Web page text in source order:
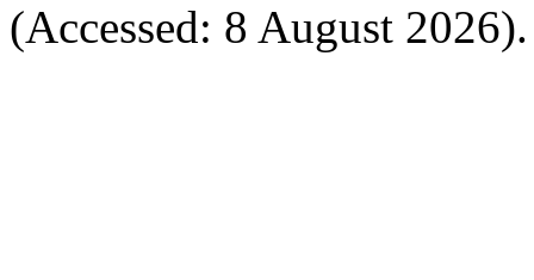
(Accessed: 8 August 2026).